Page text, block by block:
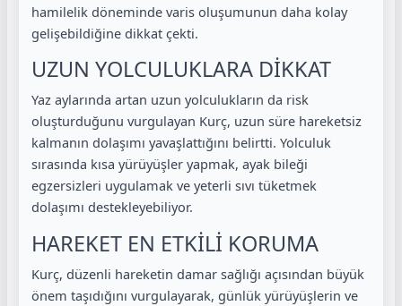
hamilelik döneminde varis oluşumunun daha kolay
gelişebildiğine dikkat çekti.
UZUN YOLCULUKLARA DİKKAT
Yaz aylarında artan uzun yolculukların da risk
oluşturduğunu vurgulayan Kurç, uzun süre hareketsiz
kalmanın dolaşımı yavaşlattığını belirtti. Yolculuk
sırasında kısa yürüyüşler yapmak, ayak bileği
egzersizleri uygulamak ve yeterli sıvı tüketmek
dolaşımı destekleyebiliyor.
HAREKET EN ETKİLİ KORUMA
Kurç, düzenli hareketin damar sağlığı açısından büyük
önem taşıdığını vurgulayarak, günlük yürüyüşlerin ve